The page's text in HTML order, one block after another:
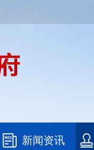
新闻资讯